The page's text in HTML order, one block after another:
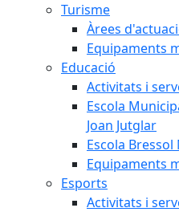
Turisme
Àrees
Equipaments
Educació
Activitats i
Escola
Joan Jutglar
Escola Bressol
Equipaments
Esports
Activitats i